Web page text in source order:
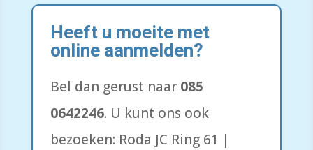
Heeft u moeite met
online aanmelden?
Bel dan gerust naar 085
0642246. U kunt ons ook
bezoeken: Roda JC Ring 61 |